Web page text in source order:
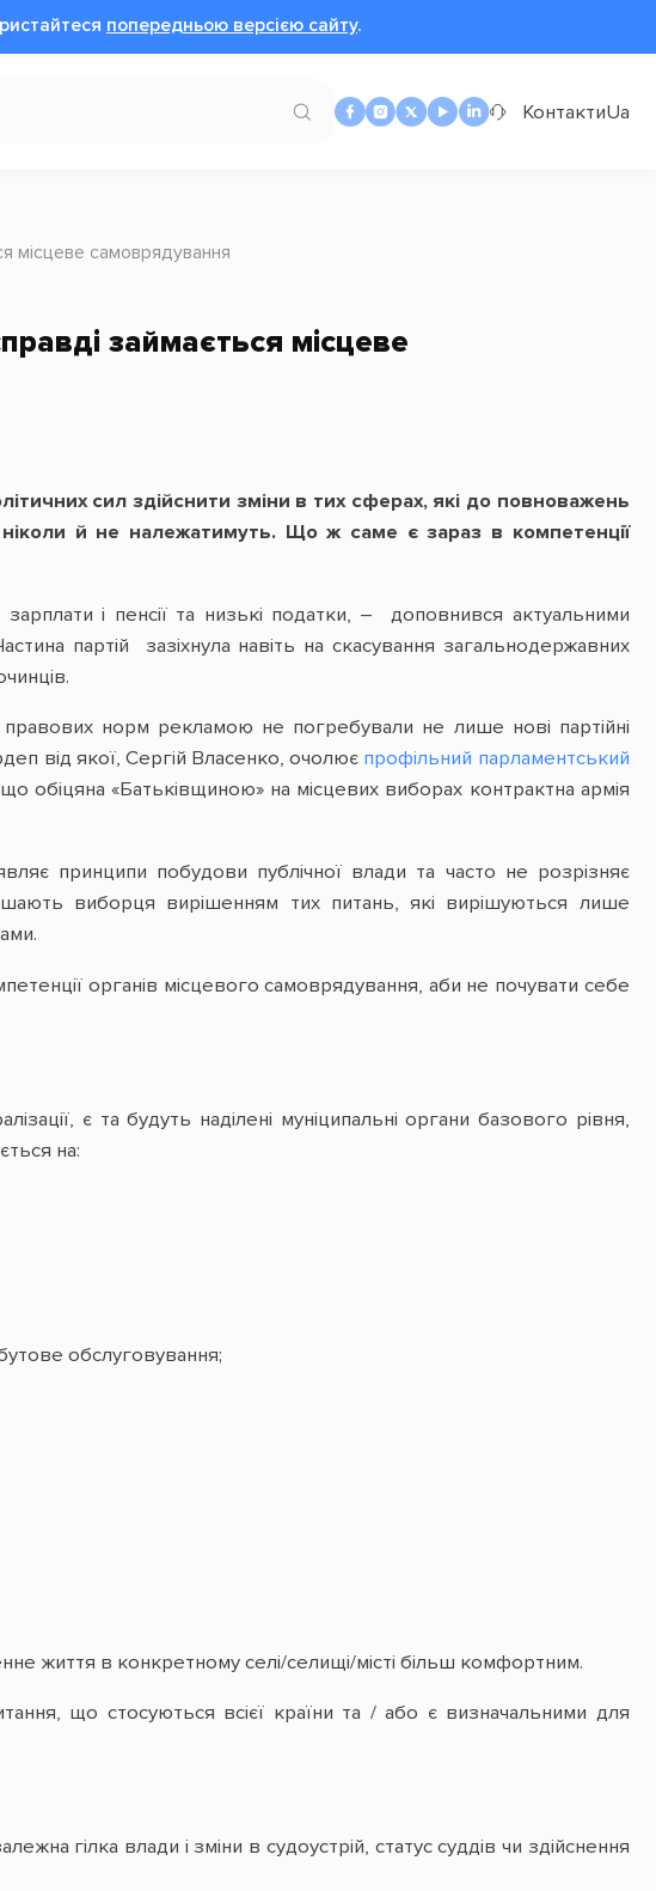
попередньою версією сайту.
КонтактиUa
місцеве самоврядування
займається місцеве
сил здійснити зміни в тих сферах, які до повноважень
й не належатимуть. Що ж саме є зараз в компетенції
і пенсії та низькі податки, – доповнився актуальними
партій зазіхнула навіть на скасування загальнодержавних
норм рекламою не погребували не лише нові партійні
від якої, Сергій Власенко, очолює профільний парламентський
обіцяна «Батьківщиною» на місцевих виборах контрактна армія
принципи побудови публічної влади та часто не розрізняє
виборця вирішенням тих питань, які вирішуються лише
органів місцевого самоврядування, аби не почувати себе
є та будуть наділені муніципальні органи базового рівня,
на:
обслуговування;
життя в конкретному селі/селищі/місті більш комфортним.
що стосуються всієї країни та / або є визначальними для
гілка влади і зміни в судоустрій, статус суддів чи здійснення